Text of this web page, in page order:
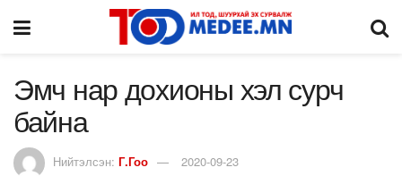
Эмч нар дохионы хэл сурч
байна
Нийтэлсэн: Г.Гоо 2020-09-23